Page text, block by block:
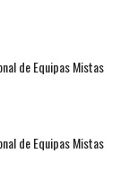
de Equipas Mistas
de Equipas Mistas